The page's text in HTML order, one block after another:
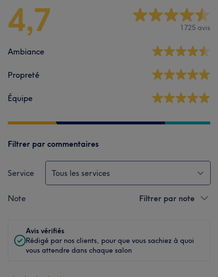
4,7 1725 avis
Ambiance
Propreté
Équipe
Filtrer par commentaires
Service Tous les services
Note Filtrer par note
Avis vérifiés
Rédigé par nos clients, pour que vous sachiez à quoi
vous attendre dans chaque salon